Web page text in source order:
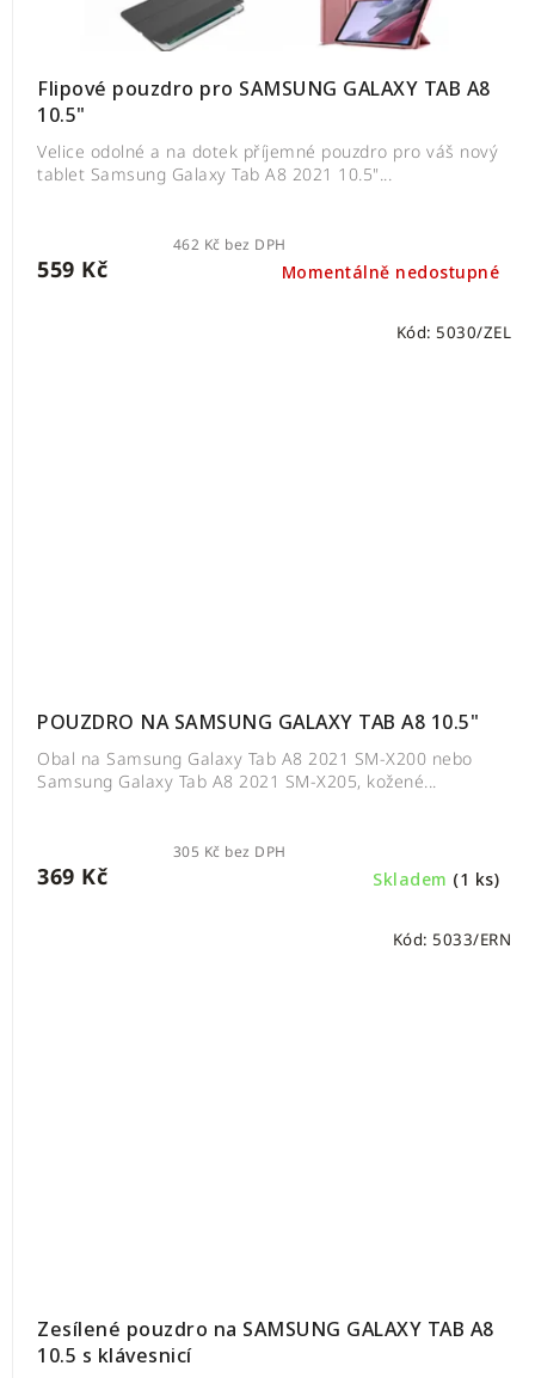
Flipové pouzdro pro SAMSUNG GALAXY TAB A8
10.5"
Momentálně nedostupné
462 Kč bez DPH
559 Kč
Velice odolné a na dotek příjemné pouzdro pro váš nový
tablet Samsung Galaxy Tab A8 2021 10.5"...
POUZDRO NA SAMSUNG GALAXY TAB A8 10.5"
Skladem (1 ks)
305 Kč bez DPH
369 Kč
Obal na Samsung Galaxy Tab A8 2021 SM-X200 nebo
Samsung Galaxy Tab A8 2021 SM-X205, kožené...
Kód: 5030/ZEL
Zesílené pouzdro na SAMSUNG GALAXY TAB A8
10.5 s klávesnicí
Kód: 5033/ERN